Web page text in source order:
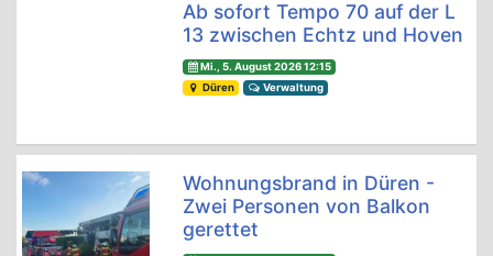
Ab sofort Tempo 70 auf der L
13 zwischen Echtz und Hoven
Mi., 5. August 2026 12:15
Düren
Verwaltung
Wohnungsbrand in Düren -
Zwei Personen von Balkon
gerettet